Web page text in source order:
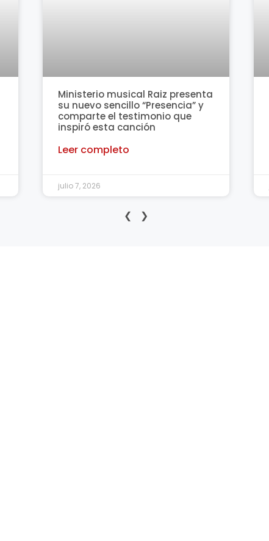
Ministerio musical Raiz presenta
su nuevo sencillo “Presencia” y
comparte el testimonio que
inspiró esta canción
Leer completo
julio 7, 2026
❮ ❯